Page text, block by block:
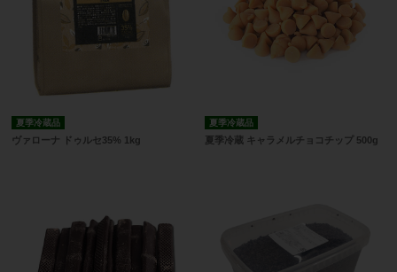
夏季冷蔵品
ヴァローナ ドゥルセ35% 1kg
夏季冷蔵品
夏季冷蔵 キャラメルチョコチップ 500g